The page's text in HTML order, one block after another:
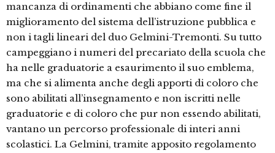
mancanza di ordinamenti che abbiano come fine il
miglioramento del sistema dell’istruzione pubblica e
non i tagli lineari del duo Gelmini-Tremonti. Su tutto
campeggiano i numeri del precariato della scuola che
ha nelle graduatorie a esaurimento il suo emblema,
ma che si alimenta anche degli apporti di coloro che
sono abilitati all’insegnamento e non iscritti nelle
graduatorie e di coloro che pur non essendo abilitati,
vantano un percorso professionale di interi anni
scolastici. La Gelmini, tramite apposito regolamento